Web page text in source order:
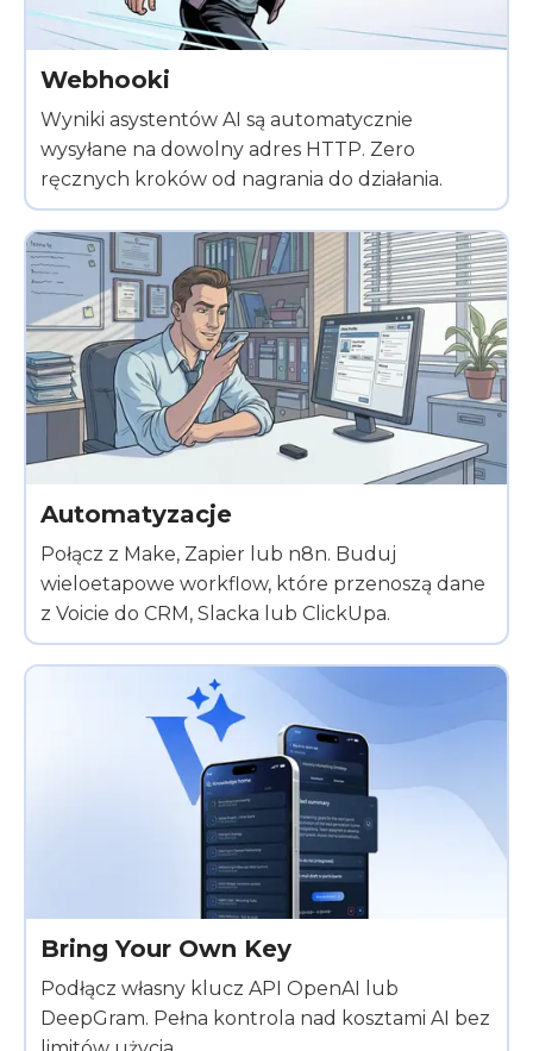
Webhooki
Wyniki asystentów AI są automatycznie
wysyłane na dowolny adres HTTP. Zero
ręcznych kroków od nagrania do działania.
Automatyzacje
Połącz z Make, Zapier lub n8n. Buduj
wieloetapowe workflow, które przenoszą dane
z Voicie do CRM, Slacka lub ClickUpa.
Bring Your Own Key
Podłącz własny klucz API OpenAI lub
DeepGram. Pełna kontrola nad kosztami AI bez